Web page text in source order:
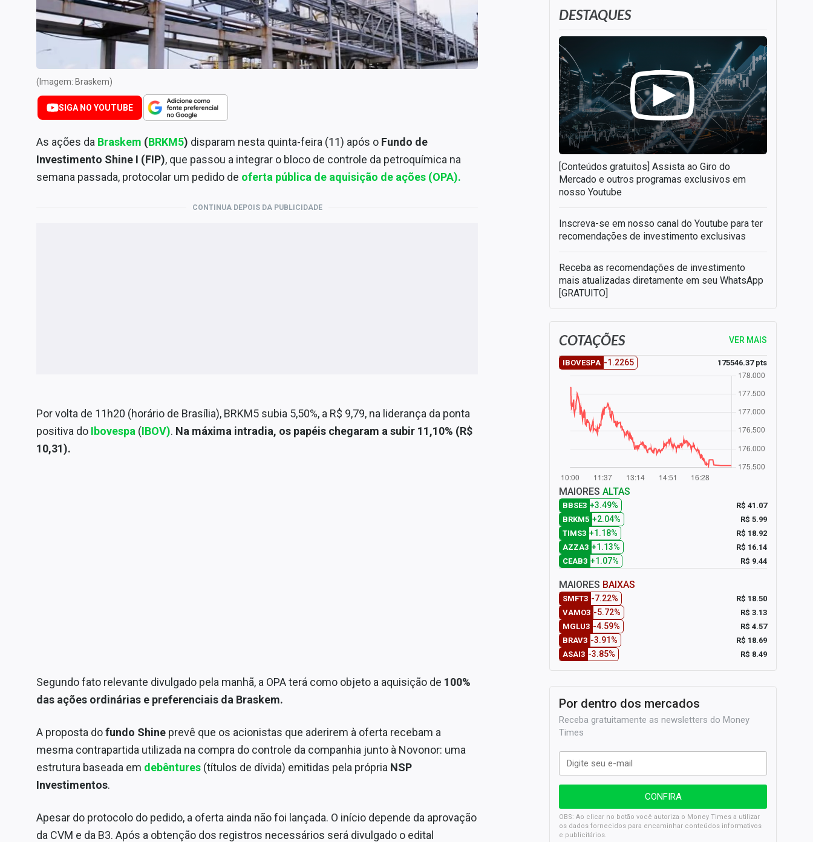
Internacional
Marketing
Expediente
(Imagem: Braskem)
SIGA NO YOUTUBE
As ações da Braskem (BRKM5) disparam nesta quinta-feira (11) após o Fundo de
Investimento Shine I (FIP), que passou a integrar o bloco de controle da petroquímica na
semana passada, protocolar um pedido de oferta pública de aquisição de ações (OPA).
CONTINUA DEPOIS DA PUBLICIDADE
Por volta de 11h20 (horário de Brasília), BRKM5 subia 5,50%, a R$ 9,79, na liderança da ponta
positiva do Ibovespa (IBOV). Na máxima intradia, os papéis chegaram a subir 11,10% (R$
10,31).
Segundo fato relevante divulgado pela manhã, a OPA terá como objeto a aquisição de 100%
das ações ordinárias e preferenciais da Braskem.
A proposta dofundo Shine prevê que os acionistas que aderirem à oferta recebam a
mesma contrapartida utilizada na compra do controle da companhia junto à Novonor: uma
estrutura baseada em debêntures (títulos de dívida) emitidas pela própria NSP
Investimentos.
Apesar do protocolo do pedido, a oferta ainda não foi lançada. O início depende da aprovação
da CVM e da B3. Após a obtenção dos registros necessários será divulgado o edital
DESTAQUES
[Conteúdos gratuitos] Assista ao Giro do
Mercado e outros programas exclusivos em
nosso Youtube
Inscreva-se em nosso canal do Youtube para ter
recomendações de investimento exclusivas
Receba as recomendações de investimento
mais atualizadas diretamente em seu WhatsApp
[GRATUITO]
COTAÇÕES VER MAIS
IBOVESPA -1.2265 175546.37 pts
MAIORES ALTAS
BBSE3 +3.49%
R$ 41.07
BRKM5 +2.04%
R$ 5.99
TIMS3 +1.18%
R$ 18.92
AZZA3 +1.13%
R$ 16.14
CEAB3 +1.07% R$ 9.44
MAIORES BAIXAS
SMFT3 -7.22%
R$ 18.50
VAMO3 -5.72%
R$ 3.13
MGLU3 -4.59%
R$ 4.57
BRAV3 -3.91%
R$ 18.69
ASAI3 -3.85% R$ 8.49
Por dentro dos mercados
Receba gratuitamente as newsletters do Money
Times
OBS: Ao clicar no botão você autoriza o Money Times a utilizar
os dados fornecidos para encaminhar conteúdos informativos
e publicitários.